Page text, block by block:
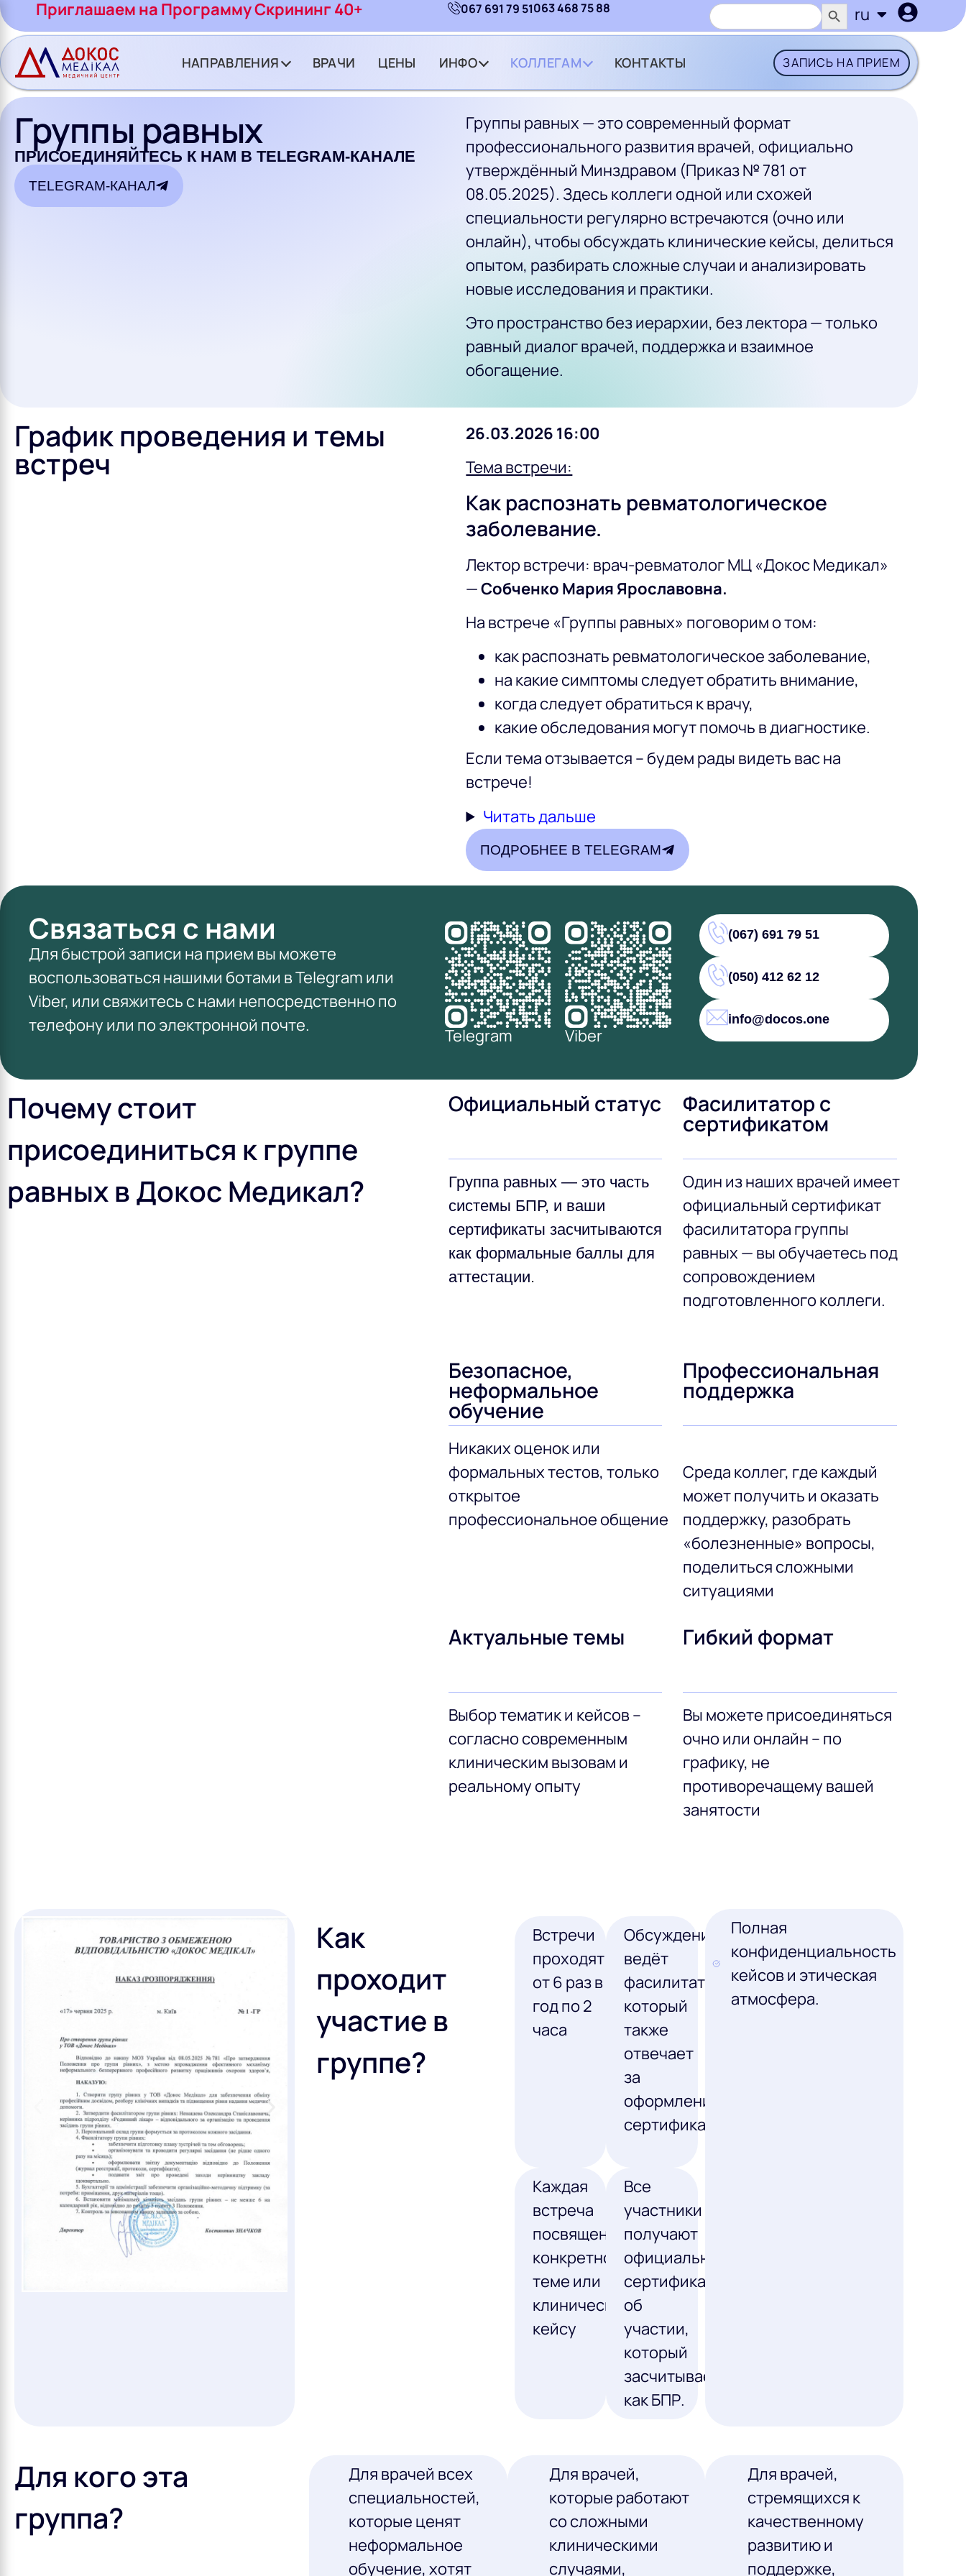
Приглашаем на Программу Скрининг 40+ 067 691 79 51063 468 75 88 Search
for:
ru
uk
НАПРАВЛЕНИЯ ВРАЧИ ЦЕНЫ ИНФО КОЛЛЕГАМ КОНТАКТЫ ЗАПИСЬ НА ПРИЕМ
Группы равных
ПРИСОЕДИНЯЙТЕСЬ К НАМ В TELEGRAM-КАНАЛЕ
TELEGRAM-КАНАЛ
Группы равных — это современный формат
профессионального развития врачей, официально
утверждённый Минздравом (Приказ № 781 от
08.05.2025). Здесь коллеги одной или схожей
специальности регулярно встречаются (очно или
онлайн), чтобы обсуждать клинические кейсы, делиться
опытом, разбирать сложные случаи и анализировать
новые исследования и практики.
Это пространство без иерархии, без лектора — только
равный диалог врачей, поддержка и взаимное
обогащение.
График проведения и темы
встреч
26.03.2026 16:00
Тема встречи:
Как распознать ревматологическое
заболевание.
Лектор встречи: врач-ревматолог МЦ «Докос Медикал»
—Собченко Мария Ярославовна.
На встрече «Группы равных» поговорим о том:
как распознать ревматологическое заболевание,
на какие симптомы следует обратить внимание,
когда следует обратиться к врачу,
какие обследования могут помочь в диагностике.
Если тема отзывается – будем рады видеть вас на
встрече!
Читать дальше
ПОДРОБНЕЕ В TELEGRAM
Связаться с нами
Для быстрой записи на прием вы можете
воспользоваться нашими ботами в Telegram или
Viber, или свяжитесь с нами непосредственно по
телефону или по электронной почте.
Telegram Viber
(067) 691 79 51
(050) 412 62 12
info@docos.one
Почему стоит
присоединиться к группе
равных в Докос Медикал?
Официальный статус
Группа равных — это часть
системы БПР, и ваши
сертификаты засчитываются
как формальные баллы для
аттестации.
Фасилитатор с
сертификатом
Один из наших врачей имеет
официальный сертификат
фасилитатора группы
равных — вы обучаетесь под
сопровождением
подготовленного коллеги.
Безопасное,
неформальное
обучение
Никаких оценок или
формальных тестов, только
открытое
профессиональное общение
Профессиональная
поддержка
Среда коллег, где каждый
может получить и оказать
поддержку, разобрать
«болезненные» вопросы,
поделиться сложными
ситуациями
Актуальные темы
Выбор тематик и кейсов –
согласно современным
клиническим вызовам и
реальному опыту
Гибкий формат
Вы можете присоединяться
очно или онлайн – по
графику, не
противоречащему вашей
занятости
Как
проходит
участие в
группе?
Встречи
проходят
от 6 раз в
год по 2
часа
Обсуждение
ведёт
фасилитатор,
который
также
отвечает
за
оформление
сертификатов
Каждая
встреча
посвящена
конкретной
теме или
клиническому
кейсу
Все
участники
получают
официальный
сертификат
об
участии,
который
засчитывается
как БПР.
Полная
конфиденциальность
кейсов и этическая
атмосфера.
Для кого эта
группа?
Для врачей всех
специальностей,
которые ценят
неформальное
обучение, хотят
Для врачей,
которые работают
со сложными
клиническими
случаями,
Для врачей,
стремящихся к
качественному
развитию и
поддержке,
BUTTON